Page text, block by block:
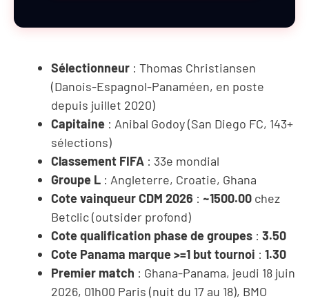
Sélectionneur : Thomas Christiansen
(Danois-Espagnol-Panaméen, en poste
depuis juillet 2020)
Capitaine : Anibal Godoy (San Diego FC, 143+
sélections)
Classement FIFA : 33e mondial
Groupe L : Angleterre, Croatie, Ghana
Cote vainqueur CDM 2026 : ~1500.00 chez
Betclic (outsider profond)
Cote qualification phase de groupes : 3.50
Cote Panama marque >=1 but tournoi : 1.30
Premier match : Ghana-Panama, jeudi 18 juin
2026, 01h00 Paris (nuit du 17 au 18), BMO